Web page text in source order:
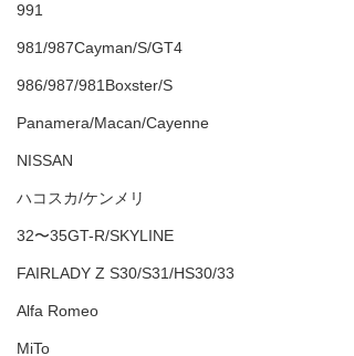
991
981/987Cayman/S/GT4
986/987/981Boxster/S
Panamera/Macan/Cayenne
NISSAN
ハコスカ/ケンメリ
32〜35GT-R/SKYLINE
FAIRLADY Z S30/S31/HS30/33
Alfa Romeo
MiTo